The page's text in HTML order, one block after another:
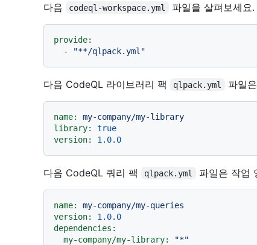
다음 codeql-workspace.yml 파일을 살펴보세요.
provide:
-
"**/qlpack.yml"
다음 CodeQL 라이브러리 팩 qlpack.yml 파일
name:
my-company/my-library
library:
true
version:
1.0.0
다음 CodeQL 쿼리 팩 qlpack.yml 파일은 작업
name:
my-company/my-queries
version:
1.0.0
dependencies:
my-company/my-library:
"*"